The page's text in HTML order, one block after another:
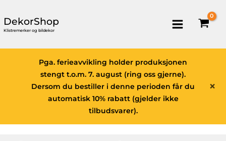
DekorShop
Klistremerker og bildekor
×
Pga. ferieavvikling holder produksjonen
stengt t.o.m. 7. august (ring oss gjerne).
Dersom du bestiller i denne perioden får du
automatisk 10% rabatt (gjelder ikke
tilbudsvarer).